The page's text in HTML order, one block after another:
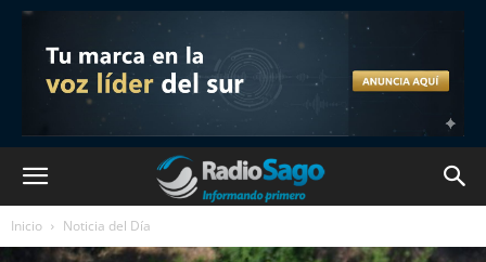
Inicio Noticia del Día